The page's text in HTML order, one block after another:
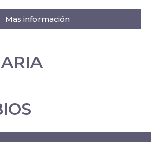
Mas información